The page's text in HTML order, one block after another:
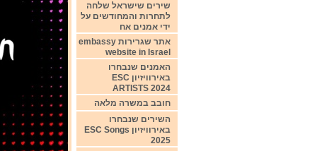
שירים שישראל שלחה
לתחרות והמחודשים על
ידי אמנים אח
אתר שגרירות embassy
website in Israel
האמנים שנבחרו
באירוויזיון ESC
ARTISTS 2024
חובב במשרה מלאה
השירים שנבחרו
באירוויזיון ESC Songs
2025